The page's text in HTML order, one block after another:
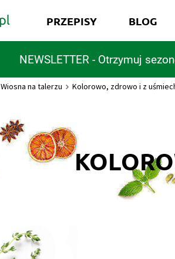
NEWSLETTER - Otrzymuj
PRZEPISY BLOG
Wiosna na talerzu Kolorowo, zdrowo i z